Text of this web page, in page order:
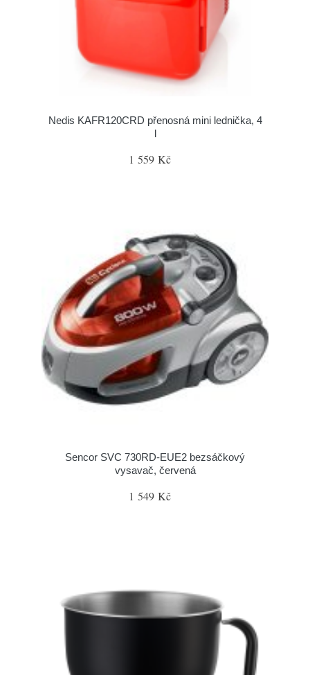
Nedis KAFR120CRD přenosná mini lednička, 4
l
1 559 Kč
Sencor SVC 730RD-EUE2 bezsáčkový
vysavač, červená
1 549 Kč